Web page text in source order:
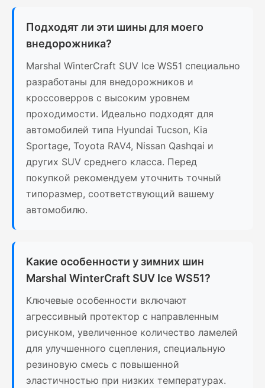
Подходят ли эти шины для моего
внедорожника?
Marshal WinterCraft SUV Ice WS51 специально
разработаны для внедорожников и
кроссоверров с высоким уровнем
проходимости. Идеально подходят для
автомобилей типа Hyundai Tucson, Kia
Sportage, Toyota RAV4, Nissan Qashqai и
других SUV среднего класса. Перед
покупкой рекомендуем уточнить точный
типоразмер, соответствующий вашему
автомобилю.
Какие особенности у зимних шин
Marshal WinterCraft SUV Ice WS51?
Ключевые особенности включают
агрессивный протектор с направленным
рисунком, увеличенное количество ламелей
для улучшенного сцепления, специальную
резиновую смесь с повышенной
эластичностью при низких температурах.